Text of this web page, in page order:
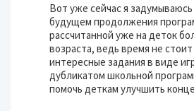
Вот уже сейчас я
будущем продолжения
рассчитанной уже на деток
возраста, ведь время не
интересные задания в виде
дубликатом школьной
помочь деткам улучшить